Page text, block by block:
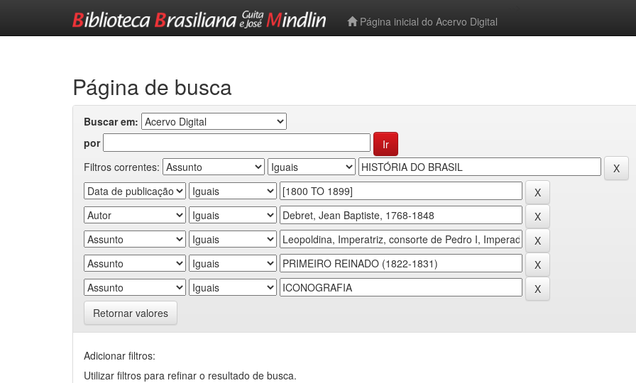
Página inicial do Acervo Digital
Página de busca
Buscar em:
por
Filtros correntes:
Retornar valores
Adicionar filtros:
Utilizar filtros para refinar o resultado de busca.